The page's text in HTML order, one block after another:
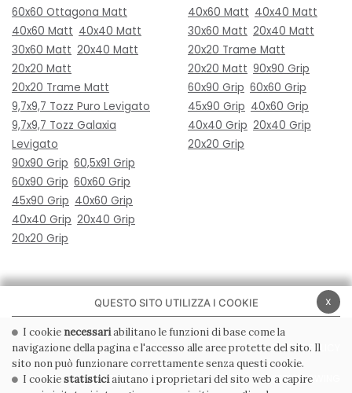
60x60 Ottagona Matt
40x60 Matt 40x40 Matt
30x60 Matt 20x40 Matt
20x20 Matt
20x20 Trame Matt
9,7x9,7 Tozz Puro Levigato
9,7x9,7 Tozz Galaxia
Levigato
90x90 Grip 60,5x91 Grip
60x90 Grip 60x60 Grip
45x90 Grip 40x60 Grip
40x40 Grip 20x40 Grip
20x20 Grip
40x60 Matt 40x40 Matt
30x60 Matt 20x40 Matt
20x20 Trame Matt
20x20 Matt 90x90 Grip
60x90 Grip 60x60 Grip
45x90 Grip 40x60 Grip
40x40 Grip 20x40 Grip
20x20 Grip
PRIVACY POLICY COOKIE POLICY
CONDIZIONI GENERALI WHISTLEBLOWING
x
QUESTO SITO UTILIZZA I COOKIE
I cookie necessariabilitano le funzioni di base come la
navigazione della pagina e l'accesso alle aree protette del sito. Il
sito non può funzionare correttamente senza questi cookie.
I cookiestatisticiaiutano i proprietari del sito web a capire